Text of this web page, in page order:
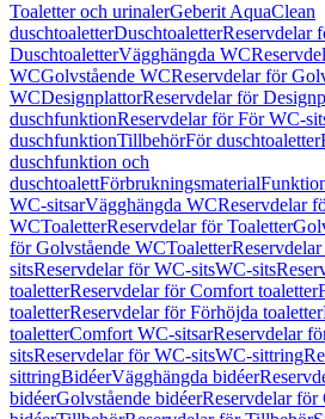
Toaletter och urinalerGeberit AquaClean
duschtoaletterDuschtoaletterReservdelar
DuschtoaletterVägghängda WC
WCGolvstående WCReservdelar för
WCDesignplattorReservdelar för
duschfunktionReservdelar för För WC-
duschfunktionTillbehörFör duschtoaletter
duschfunktion och
duschtoalettFörbrukningsmaterial
WC-sitsarVägghängda WCReservdelar
WCToaletterReservdelar för Toaletter
för Golvstående WCToaletter
sitsReservdelar för WC-sitsWC-sits
toaletterReservdelar för Comfort toaletter
toaletterReservdelar för Förhöjda toaletter
toaletterComfort WC-sitsarReservdelar
sitsReservdelar för WC-sitsWC-sittring
sittringBidéerVägghängda bidéer
bidéerGolvstående bidéerReservdelar för